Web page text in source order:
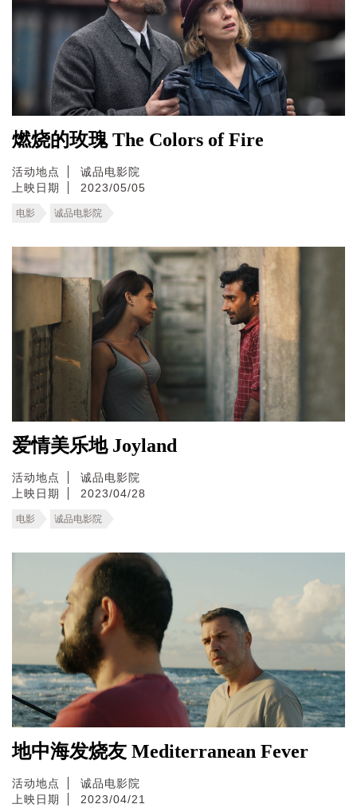
燃烧的玫瑰 The Colors of Fire
活动地点
诚品电影院
上映日期
2023/05/05
电影 诚品电影院
爱情美乐地 Joyland
活动地点
诚品电影院
上映日期
2023/04/28
电影 诚品电影院
地中海发烧友 Mediterranean Fever
活动地点
诚品电影院
上映日期
2023/04/21